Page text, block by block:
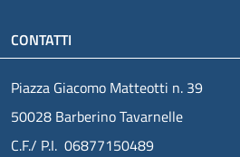
CONTATTI
Piazza Giacomo Matteotti n. 39
50028 Barberino Tavarnelle
C.F./ P.I. 06877150489